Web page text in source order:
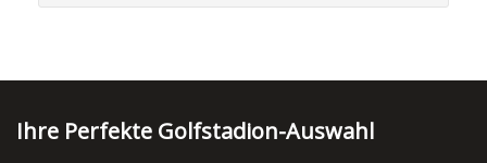
Ihre Perfekte Golfstadion-Auswahl